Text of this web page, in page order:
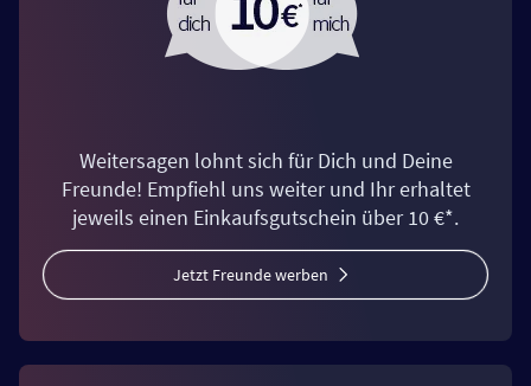
Weitersagen lohnt sich für Dich und Deine
Freunde! Empfiehl uns weiter und Ihr erhaltet
jeweils einen Einkaufsgutschein über 10 €*.
Jetzt Freunde werben